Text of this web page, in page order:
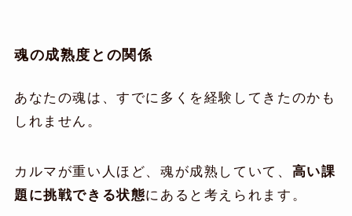
魂の成熟度との関係
あなたの魂は、すでに多くを経験してきたのかも
しれません。
カルマが重い人ほど、魂が成熟していて、 高い課
題に挑戦できる状態にあると考えられます。